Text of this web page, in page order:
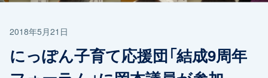
2018年5月21日
にっぽん子育て応援団「結成9周年